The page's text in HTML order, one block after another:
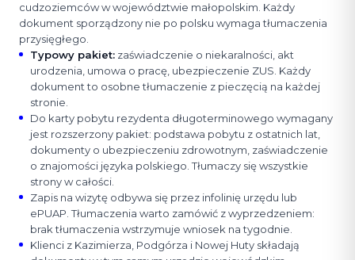
cudzoziemców w województwie małopolskim. Każdy
dokument sporządzony nie po polsku wymaga tłumaczenia
przysięgłego.
Typowy pakiet: zaświadczenie o niekaralności, akt
urodzenia, umowa o pracę, ubezpieczenie ZUS. Każdy
dokument to osobne tłumaczenie z pieczęcią na każdej
stronie.
Do karty pobytu rezydenta długoterminowego wymagany
jest rozszerzony pakiet: podstawa pobytu z ostatnich lat,
dokumenty o ubezpieczeniu zdrowotnym, zaświadczenie
o znajomości języka polskiego. Tłumaczy się wszystkie
strony w całości.
Zapis na wizytę odbywa się przez infolinię urzędu lub
ePUAP. Tłumaczenia warto zamówić z wyprzedzeniem:
brak tłumaczenia wstrzymuje wniosek na tygodnie.
Klienci z Kazimierza, Podgórza i Nowej Huty składają